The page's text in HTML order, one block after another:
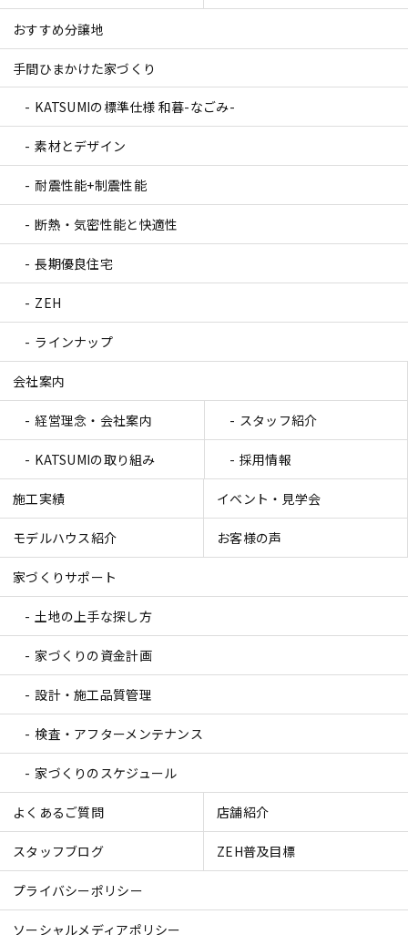
おすすめ分譲地
手間ひまかけた家づくり
KATSUMIの標準仕様 和暮-なごみ-
素材とデザイン
耐震性能+制震性能
断熱・気密性能と快適性
長期優良住宅
ZEH
ラインナップ
会社案内
経営理念・会社案内 スタッフ紹介
KATSUMIの取り組み 採用情報
施工実績 イベント・見学会
モデルハウス紹介 お客様の声
家づくりサポート
土地の上手な探し方
家づくりの資金計画
設計・施工品質管理
検査・アフターメンテナンス
家づくりのスケジュール
よくあるご質問 店舗紹介
スタッフブログ ZEH普及目標
プライバシーポリシー
ソーシャルメディアポリシー